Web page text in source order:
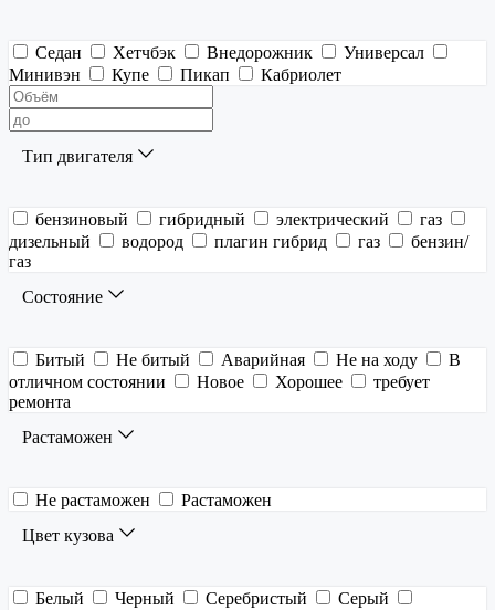
Седан Хетчбэк Внедорожник
Универсал
Минивэн
Купе Пикап Кабриолет
Тип двигателя
бензиновый гибридный электрический
газ
дизельный
водород плагин гибрид газ
бензин/
газ
Состояние
Битый Не битый Аварийная Не на ходу
В
отличном состоянии
Новое Хорошее
требует
ремонта
Растаможен
Не растаможен
Растаможен
Цвет кузова
Белый Черный Серебристый Серый